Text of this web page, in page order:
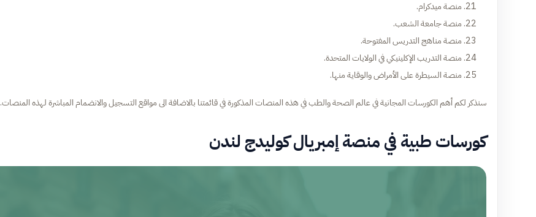
منصة ميدكرام.
منصة جامعة الشعب.
منصة مناهج التدريس المفتوحة.
منصة التدريب الإكلينيكي في الولايات المتحدة.
منصة السيطرة على الأمراض والوقاية منها.
سنذكر لكم أهم الكورسات المجانية في عالم الصحة والطب في هذه المنصات المذكورة في قائمتنا بالاضافة الى مواقع التسجيل والانضمام المباشرة لهذه المنصات.
كورسات طبية في منصة إمبريال كوليدج لندن